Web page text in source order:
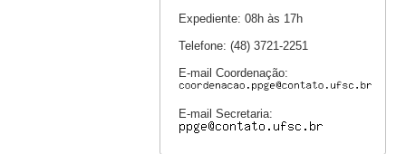
Expediente: 08h às 17h
Telefone: (48) 3721-2251
E-mail Coordenação:
E-mail Secretaria: